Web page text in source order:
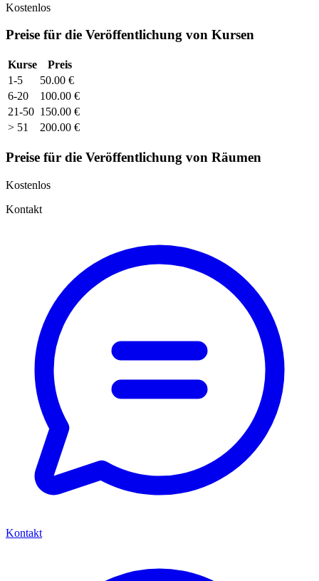
Kostenlos
Preise für die Veröffentlichung von Kursen
Kurse
Preis
1-5
50.00 €
6-20
100.00 €
21-50 150.00 €
> 51
200.00 €
Preise für die Veröffentlichung von Räumen
Kostenlos
Kontakt
Kontakt